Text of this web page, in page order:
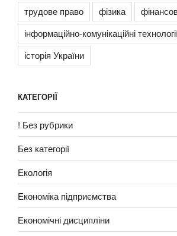
трудове право
фізика
інформаційно-комунікаційні
історія України
КАТЕГОРІЇ
! Без рубрики
Без категорії
Екологія
Економіка підприємства
Економічні дисципліни